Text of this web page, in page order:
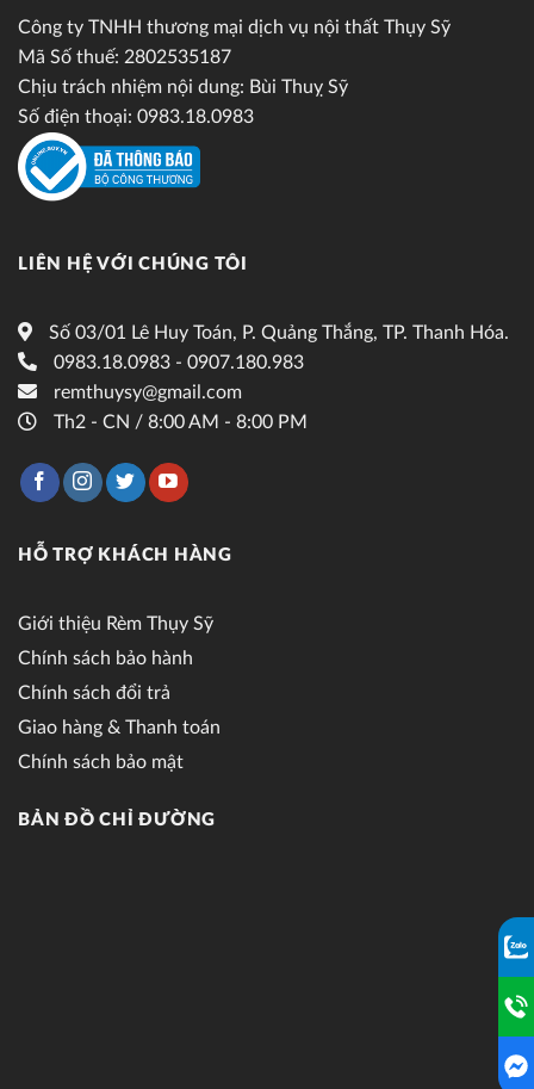
Công ty TNHH thương mại dịch vụ nội thất Thụy Sỹ
Mã Số thuế: 2802535187
Chịu trách nhiệm nội dung: Bùi Thuỵ Sỹ
Số điện thoại: 0983.18.0983
LIÊN HỆ VỚI CHÚNG TÔI
Số 03/01 Lê Huy Toán, P. Quảng Thắng, TP. Thanh Hóa.
0983.18.0983 - 0907.180.983
remthuysy@gmail.com
Th2 - CN / 8:00 AM - 8:00 PM
HỖ TRỢ KHÁCH HÀNG
Giới thiệu Rèm Thụy Sỹ
Chính sách bảo hành
Chính sách đổi trả
Giao hàng & Thanh toán
Chính sách bảo mật
BẢN ĐỒ CHỈ ĐƯỜNG